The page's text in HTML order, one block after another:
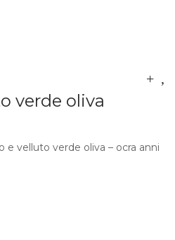
verde oliva
e velluto verde oliva – ocra anni